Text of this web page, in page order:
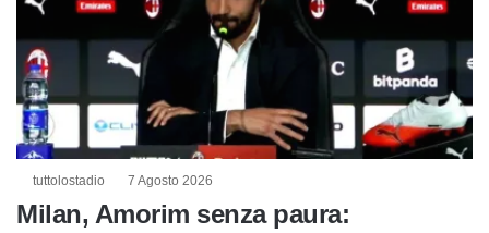
tuttolostadio 7 Agosto 2026
Milan, Amorim senza paura: